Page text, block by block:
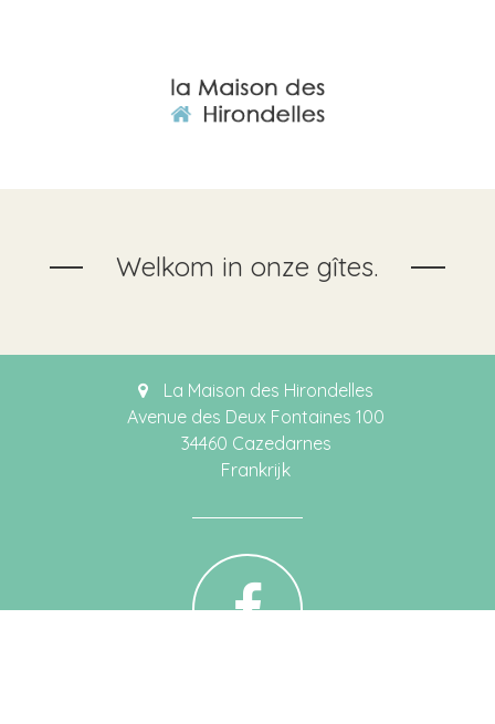
Welkom in onze gîtes.
La Maison des Hirondelles
Avenue des Deux Fontaines 100
34460 Cazedarnes
Frankrijk